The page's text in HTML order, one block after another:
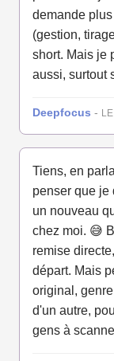
demande
(gestion,
short. Mais je
aussi, surtout
Deepfocus -
Tiens, en
penser que je
un nouveau
chez moi. 😅
remise
départ. Mais
original,
d'un autre,
gens à